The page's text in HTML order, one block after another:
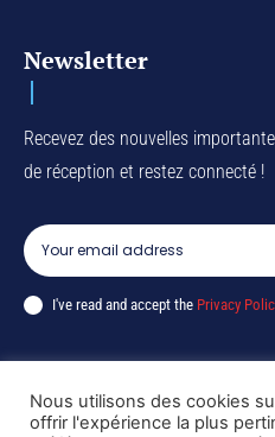
Newsletter
Recevez des nouvelles
de réception et restez connecté !
I've read and accept the Privacy
Copyright ©
Nous utilisons des cookies
offrir l'expérience la plus